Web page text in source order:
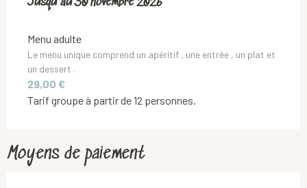
Menu adulte
Le menu unique comprend un apéritif , une entrée , un plat et
un dessert .
29,00 €
Tarif groupe à partir de 12 personnes.
Moyens de paiement